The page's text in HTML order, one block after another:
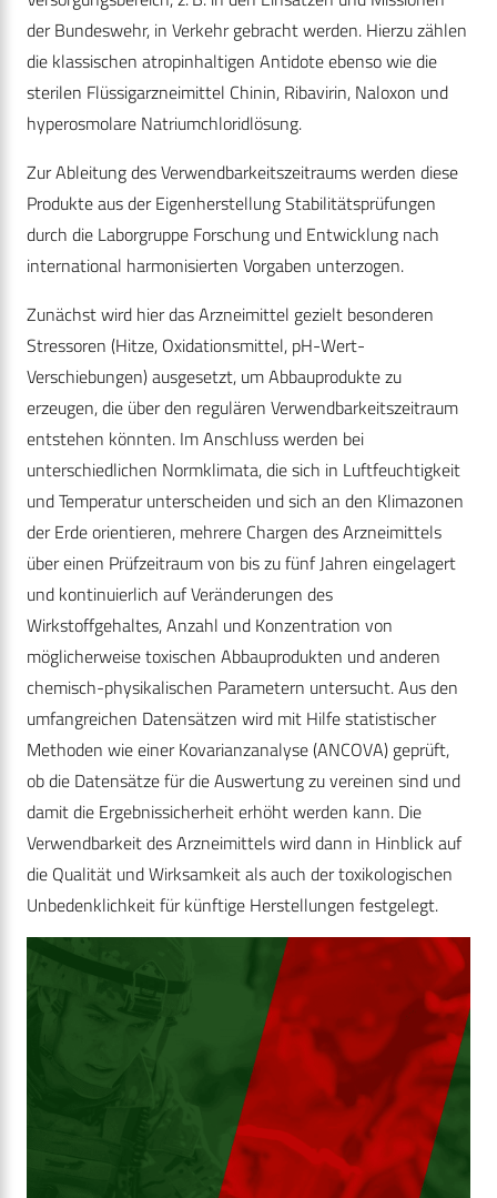
der ­Bundeswehr, in Verkehr gebracht werden. Hierzu zählen
die klassischen atropinhaltigen Antidote ebenso wie die
sterilen Flüssigarzneimittel Chinin, Ribavirin, Naloxon und
hyperosmolare Natriumchloridlösung.
Zur Ableitung des Verwendbarkeitszeitraums werden diese
Produkte aus der Eigenherstellung Stabilitätsprüfungen
durch die Laborgruppe Forschung und Entwicklung nach
international harmonisierten Vorgaben unterzogen.
Zunächst wird hier das Arzneimittel gezielt besonderen
Stressoren (Hitze, Oxidationsmittel, pH-Wert-
Verschiebungen) ausgesetzt, um Abbauprodukte zu
erzeugen, die über den regulären Verwendbarkeitszeitraum
entstehen könnten. Im Anschluss werden bei
unterschiedlichen Normklimata, die sich in Luftfeuchtigkeit
und Temperatur unterscheiden und sich an den Klimazonen
der Erde orientieren, mehrere Chargen des Arzneimittels
über einen Prüfzeitraum von bis zu fünf Jahren eingelagert
und kontinuierlich auf Veränderungen des
Wirkstoffgehaltes, Anzahl und Konzentration von
möglicherweise toxischen Abbauprodukten und anderen
chemisch-physikalischen Parametern untersucht. Aus den
umfangreichen Datensätzen wird mit Hilfe statistischer
Methoden wie einer Kovarianzanalyse (ANCOVA) geprüft,
ob die Datensätze für die Auswertung zu vereinen sind und
damit die Ergebnissicherheit erhöht werden kann. Die
Verwendbarkeit des Arzneimittels wird dann in Hinblick auf
die Qualität und Wirksamkeit als auch der toxikologischen
Unbedenklichkeit für künftige Herstellungen festgelegt.